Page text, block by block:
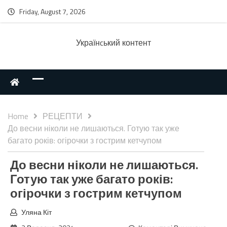
Friday, August 7, 2026
Українcький контент
Home
РЕЦЕПТИ
До весни ніколи не лишаються. Готую так уже
багато років: огірочки з гострим кетчупом
До весни ніколи не лишаються.
Готую так уже багато років:
огірочки з гострим кетчупом
Уляна Кіт